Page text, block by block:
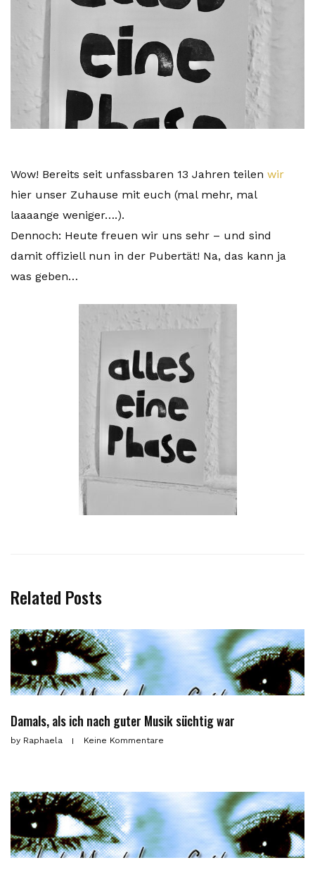
Wow! Bereits seit unfassbaren 13 Jahren teilen wir
hier unser Zuhause mit euch (mal mehr, mal
laaaange weniger….).
Dennoch: Heute freuen wir uns sehr – und sind
damit offiziell nun in der Pubertät! Na, das kann ja
was geben…
Related Posts
Damals, als ich nach guter Musik süchtig war
by Raphaela Keine Kommentare